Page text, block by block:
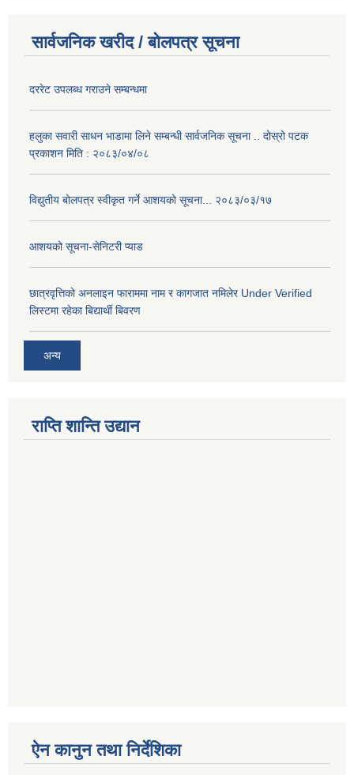
सार्वजनिक खरीद / बोलपत्र सूचना
दररेट उपलब्ध गराउने सम्बन्धमा
हलुका सवारी साधन भाडामा लिने सम्बन्धी सार्वजनिक सूचना .. दोस्रो पटक
प्रकाशन मिति : २०८३/०४/०८
विद्युतीय बोलपत्र स्वीकृत गर्ने आशयको सूचना... २०८३/०३/१७
आशयको सूचना-सेनिटरी प्याड
छात्रवृत्तिको अनलाइन फाराममा नाम र कागजात नमिलेर Under Verified
लिस्टमा रहेका बिद्यार्थी बिवरण
अन्य
राप्ति शान्ति उद्यान
ऐन कानुन तथा निर्देशिका